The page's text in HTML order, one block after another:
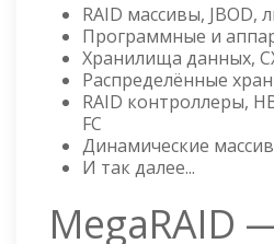
RAID массивы, JBOD,
Программные и
Хранилища данных,
Распределённые
RAID контроллеры,
FC
Динамические
И так далее...
MegaRAID